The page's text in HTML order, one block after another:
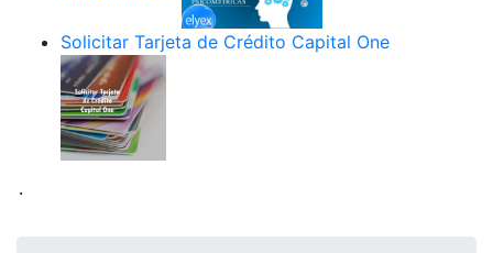
Solicitar Tarjeta de Crédito Capital One
.